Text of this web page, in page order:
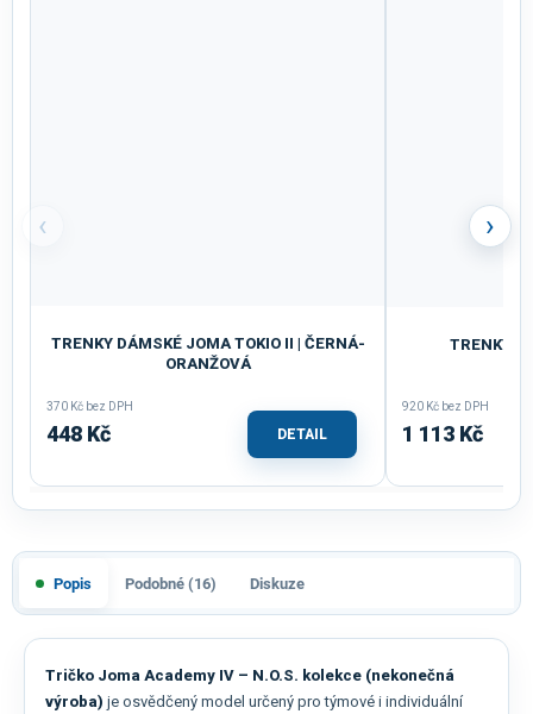
‹
TRENKY DÁMSKÉ JOMA TOKIO II | ČERNÁ-
ORANŽOVÁ
370 Kč bez DPH
448 Kč DETAIL
TRENKY
920 Kč bez DPH
1 113 Kč
›
Popis Podobné (16) Diskuze
Tričko Joma Academy IV – N.O.S. kolekce (nekonečná
výroba) je osvědčený model určený pro týmové i individuální